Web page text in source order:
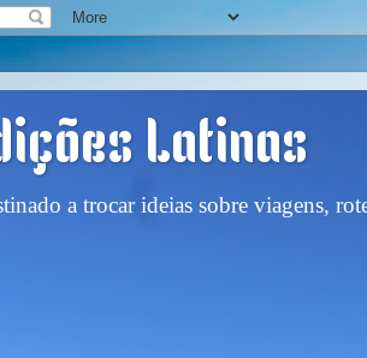
Latinas
a trocar ideias sobre viagens,